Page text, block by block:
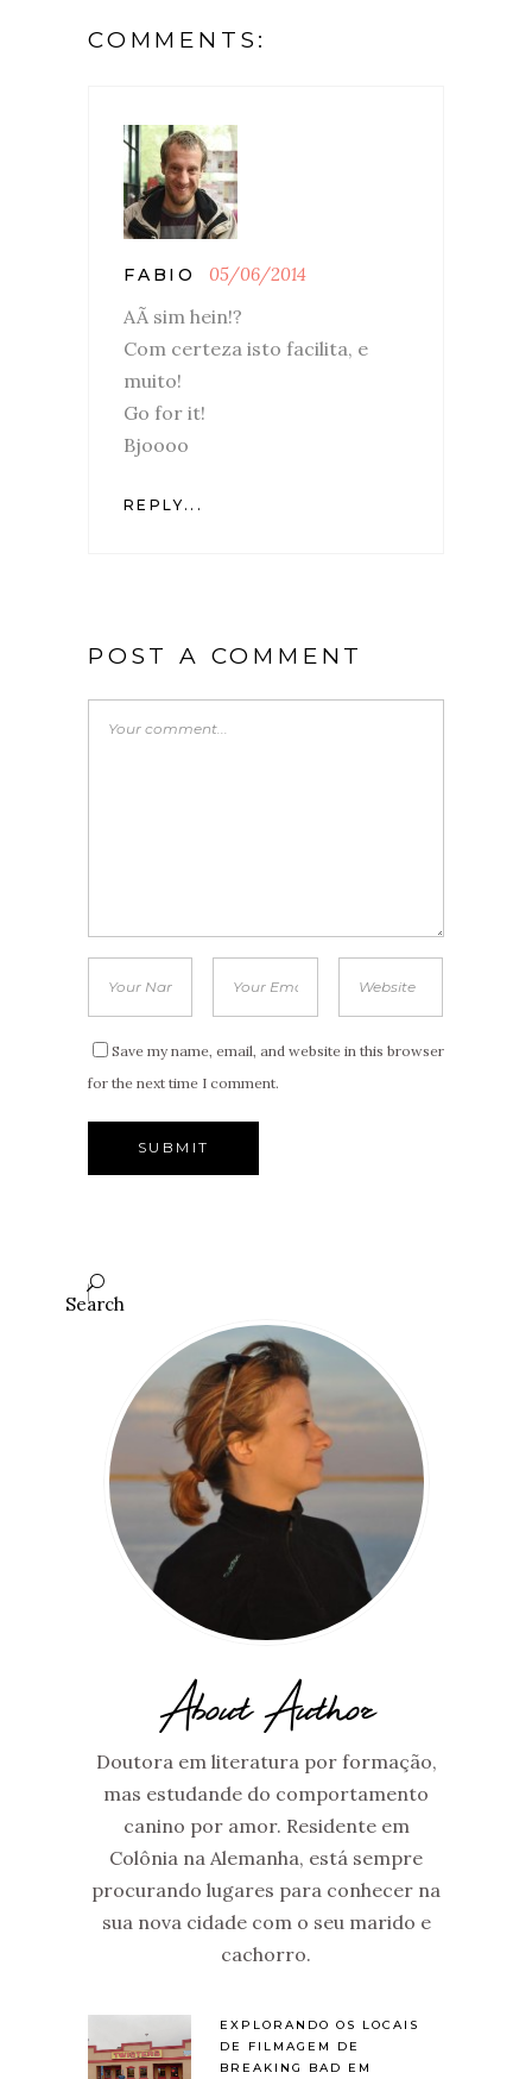
COMMENTS:
FABIO 05/06/2014
AÃ­ sim hein!?
Com certeza isto facilita, e
muito!
Go for it!
Bjoooo
REPLY...
POST A COMMENT
Save my name, email, and website in this browser
for the next time I comment.
Search
About Author
Doutora em literatura por formação,
mas estudande do comportamento
canino por amor. Residente em
Colônia na Alemanha, está sempre
procurando lugares para conhecer na
sua nova cidade com o seu marido e
cachorro.
EXPLORANDO OS LOCAIS
DE FILMAGEM DE
BREAKING BAD EM